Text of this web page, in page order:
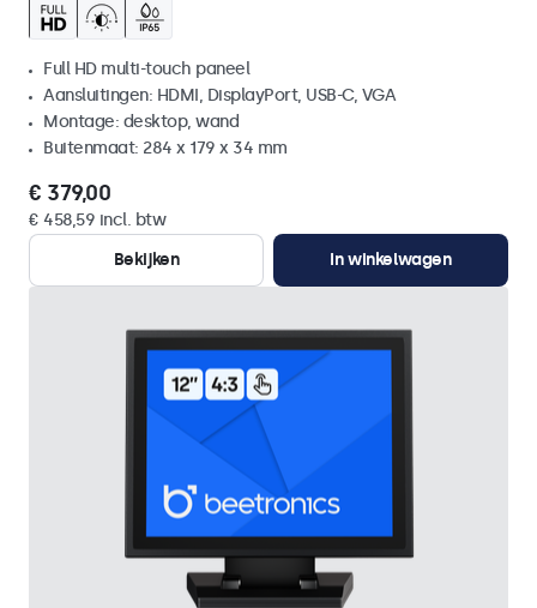
Full HD multi-touch paneel
Aansluitingen: HDMI, DisplayPort, USB-C, VGA
Montage: desktop, wand
Buitenmaat: 284 x 179 x 34 mm
€ 379,00
€ 458,59 incl. btw
Bekijken
In winkelwagen